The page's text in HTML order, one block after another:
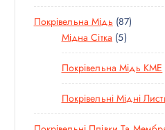
В
І
В
Покрівельна Мідь 878
Т
О
В
А
Р
Мідна Сітка 55
Т
О
В
А
Р
Покрівельна Мідь KME
Покрівельні Мідні